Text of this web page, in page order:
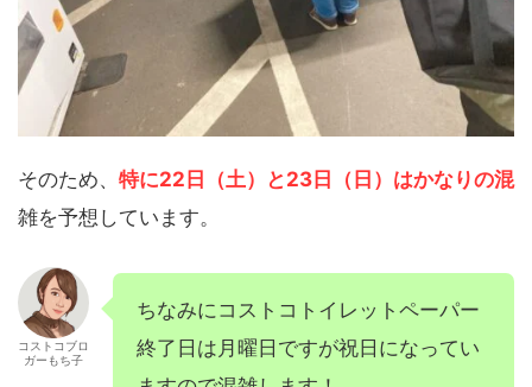
そのため、 特に22日（土）と23日（日）はかなりの混
雑を予想しています。
コストコブロ
ガーもち子
ちなみにコストコトイレットペーパー
終了日は月曜日ですが祝日になってい